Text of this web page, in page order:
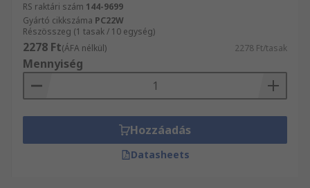
RS raktári szám 144-9699
Gyártó cikkszáma PC22W
Részösszeg (1 tasak / 10 egység)
2278 Ft(ÁFA nélkül) 2278 Ft/tasak
Mennyiség
Hozzáadás
Datasheets